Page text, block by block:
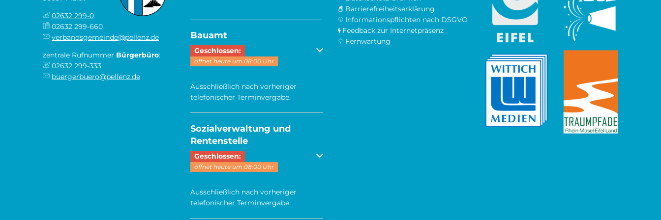
02632 299-0
02632 299-660
verbandsgemeinde@pellenz.de
zentrale Rufnummer Bürgerbüro:
02632 299-333
buergerbuero@pellenz.de
Bauamt
Klicken, um weitere Öffnungs- oder Schließzeiten auszublenden
Geschlossen:
öffnet heute um 08:00 Uhr
Ausschließlich nach vorheriger
telefonischer Terminvergabe.
Sozialverwaltung und
Rentenstelle
Klicken, um weitere Öffnungs- oder Schließzeiten auszublenden
Geschlossen:
öffnet heute um 08:00 Uhr
Ausschließlich nach vorheriger
telefonischer Terminvergabe.
Barrierefreiheitserklärung
Informationspflichten nach DSGVO
Feedback zur Internetpräsenz
Fernwartung